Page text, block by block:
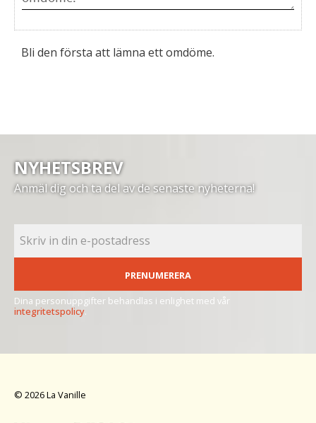
Bli den första att lämna ett omdöme.
NYHETSBREV
Anmäl dig och ta del av de senaste nyheterna!
PRENUMERERA
Dina personuppgifter behandlas i enlighet med vår
integritetspolicy.
© 2026 La Vanille